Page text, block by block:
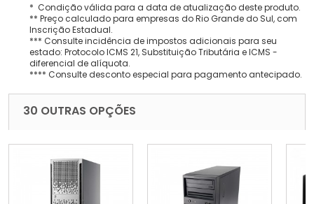
* Condição válida para a data de atualização deste produto.
** Preço calculado para empresas do Rio Grande do Sul, com
Inscrição Estadual.
*** Consulte incidência de impostos adicionais para seu
estado: Protocolo ICMS 21, Substituição Tributária e ICMS -
diferencial de alíquota.
**** Consulte desconto especial para pagamento antecipado.
30 OUTRAS OPÇÕES